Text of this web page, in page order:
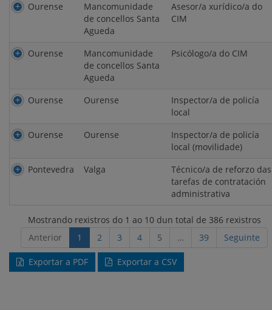
Ourense
Mancomunidade
de concellos Santa
Agueda
Asesor/a xurídico/a do
CIM
Ourense
Mancomunidade
de concellos Santa
Agueda
Psicólogo/a do CIM
Ourense Ourense
Inspector/a de policía
local
Ourense
Ourense
Inspector/a de policía
local (movilidade)
Pontevedra
Valga
Técnico/a de reforzo das
tarefas de contratación
administrativa
Mostrando rexistros do 1 ao 10 dun total de 386 rexistros
Anterior
1 2 3 4 5 … 39 Seguinte
Exportar a PDF Exportar a CSV